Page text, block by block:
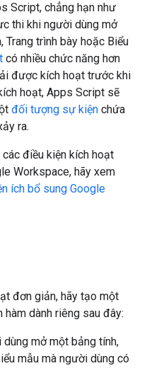
Script, chẳng hạn như
thi khi người dùng mở
Trang trình bày hoặc Biểu
có nhiều chức năng hơn
được kích hoạt trước khi
hoạt, Apps Script sẽ
đối tượng sự kiện chứa
ra.
điều kiện kích hoạt
Workspace, hãy xem
ích bổ sung Google
đơn giản, hãy tạo một
dành riêng sau đây:
mở một bảng tính,
mẫu mà người dùng có